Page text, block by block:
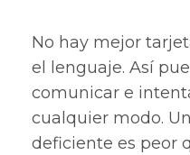
No hay mejor
el lenguaje. Así
comunicar e
cualquier modo.
deficiente es peor